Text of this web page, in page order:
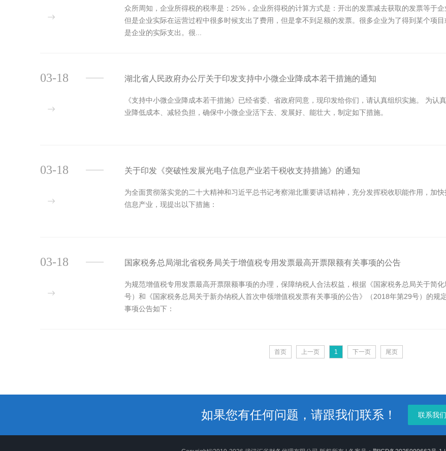
众所周知，企业所得税的税率是：25%，企业所得税的计算方式是：开出的发票减去获取的发票等于
但是企业实际在运营过程中很多时候支出了费用，但是拿不到足额的发票。很多企业为了得到某个项
是企业的实际支出。很...
湖北省人民政府办公厅关于印发支持中小微企业降成本若干措施的通知
《支持中小微企业降成本若干措施》已经省委、省政府同意，现印发给你们，请认真组织实施。 为
业降低成本、减轻负担，确保中小微企业活下去、发展好、能壮大，制定如下措施。
03-18
关于印发《突破性发展光电子信息产业若干税收支持措施》的通知
为全面贯彻落实党的二十大精神和习近平总书记考察湖北重要讲话精神，充分发挥税收职能作用，加
信息产业，现提出以下措施：
03-18
国家税务总局湖北省税务局关于增值税专用发票最高开票限额有关事项的公告
为规范增值税专用发票最高开票限额事项的办理，保障纳税人合法权益，根据《国家税务总局关于简
号）和《国家税务总局关于新办纳税人首次申领增值税发票有关事项的公告》（2018年第29号）的规
事项公告如下：
03-18
首页 上一页 1 下一页 尾页
如果您有任何问题，请跟我们联系！ 联系我们